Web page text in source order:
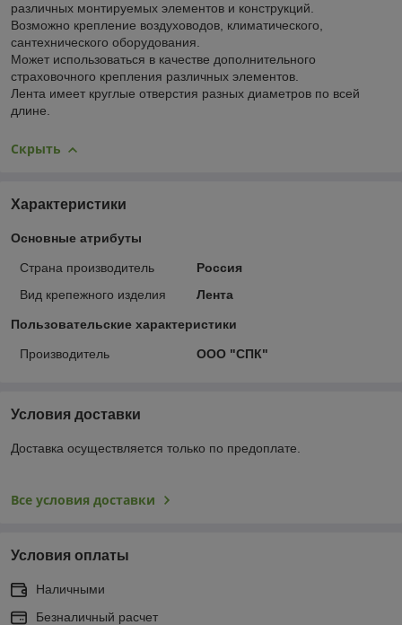
различных монтируемых элементов и конструкций.
Возможно крепление воздуховодов, климатического,
сантехнического оборудования.
Может использоваться в качестве дополнительного
страховочного крепления различных элементов.
Лента имеет круглые отверстия разных диаметров по всей
длине.
Скрыть
Характеристики
Основные атрибуты
Страна производитель
Россия
Вид крепежного изделия
Лента
Пользовательские характеристики
Производитель ООО "СПК"
Условия доставки
Доставка осуществляется только по предоплате.
Все условия доставки
Условия оплаты
Наличными
Безналичный расчет